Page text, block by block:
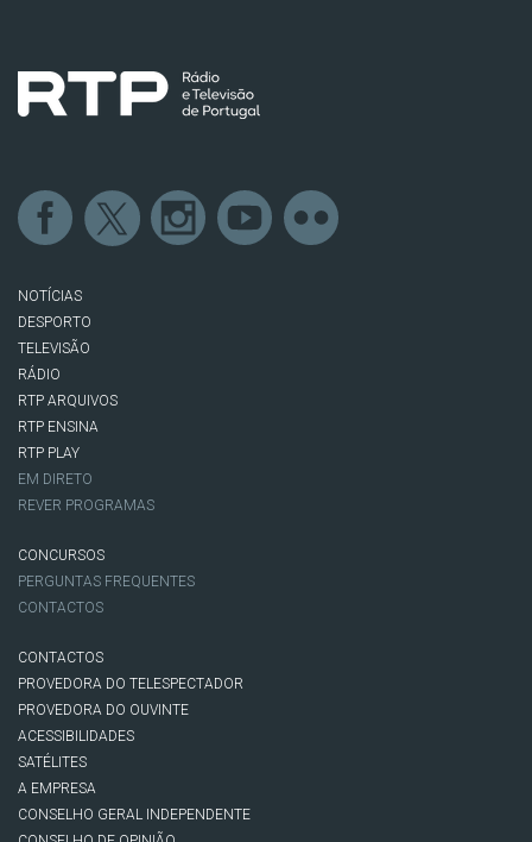
NOTÍCIAS
DESPORTO
TELEVISÃO
RÁDIO
RTP ARQUIVOS
RTP ENSINA
RTP PLAY
EM DIRETO
REVER PROGRAMAS
CONCURSOS
PERGUNTAS FREQUENTES
CONTACTOS
CONTACTOS
PROVEDORA DO TELESPECTADOR
PROVEDORA DO OUVINTE
ACESSIBILIDADES
SATÉLITES
A EMPRESA
CONSELHO GERAL INDEPENDENTE